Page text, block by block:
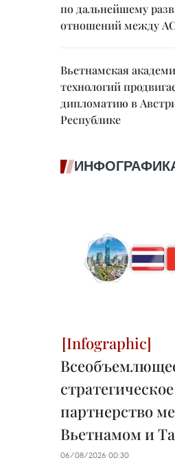
по дальнейшему
отношений между
Вьетнамская
технологий
дипломатию в
Республике
стратегическое
партнерство
Вьетнамом и
06/08/2026 00:30